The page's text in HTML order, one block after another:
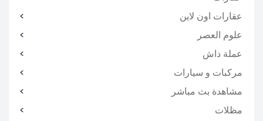
عقارات اون لاين
علوم العصر
عملة داش
مركبات و سيارات
مشاهدة بث مباشر
مظلات